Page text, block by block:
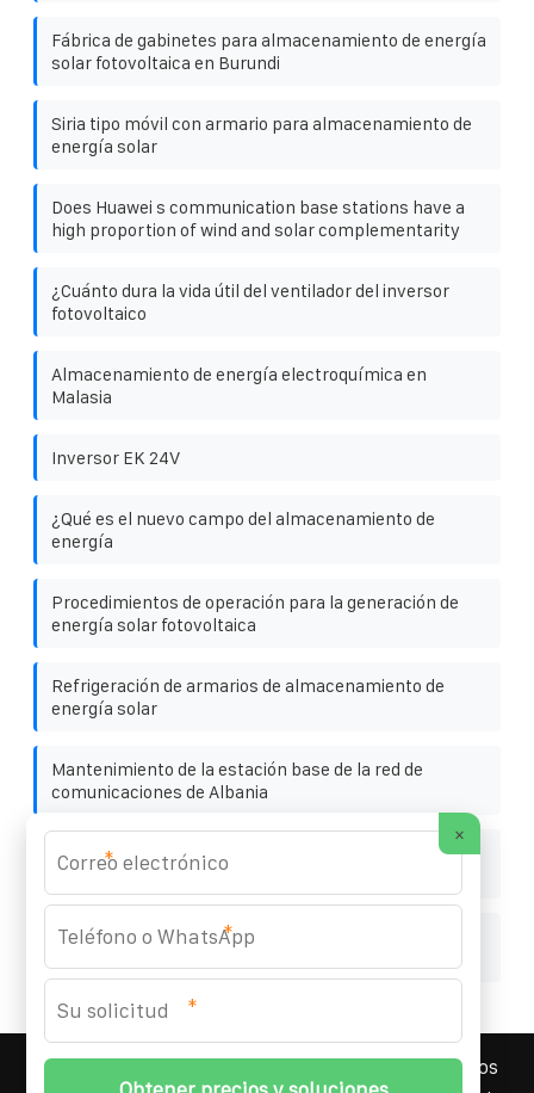
Fábrica de gabinetes para almacenamiento de energía
solar fotovoltaica en Burundi
Siria tipo móvil con armario para almacenamiento de
energía solar
Does Huawei s communication base stations have a
high proportion of wind and solar complementarity
¿Cuánto dura la vida útil del ventilador del inversor
fotovoltaico
Almacenamiento de energía electroquímica en
Malasia
Inversor EK 24V
¿Qué es el nuevo campo del almacenamiento de
energía
Procedimientos de operación para la generación de
energía solar fotovoltaica
Refrigeración de armarios de almacenamiento de
energía solar
Mantenimiento de la estación base de la red de
comunicaciones de Albania
Los paneles fotovoltaicos alimentan
automáticamente la agricultura
Modelo de precios para armarios de almacenamiento
YOUFOTO INDUSTRIAL SOLAR
2026 Todos los
×
*
*
*